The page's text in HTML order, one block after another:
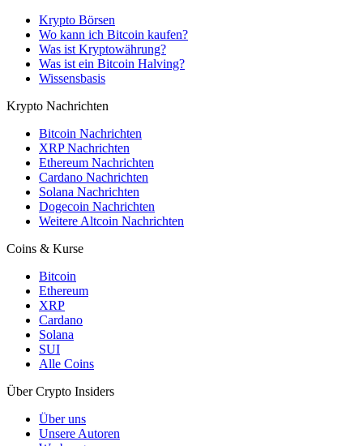
Krypto Börsen
Wo kann ich Bitcoin kaufen?
Was ist Kryptowährung?
Was ist ein Bitcoin Halving?
Wissensbasis
Krypto Nachrichten
Bitcoin Nachrichten
XRP Nachrichten
Ethereum Nachrichten
Cardano Nachrichten
Solana Nachrichten
Dogecoin Nachrichten
Weitere Altcoin Nachrichten
Coins & Kurse
Bitcoin
Ethereum
XRP
Cardano
Solana
SUI
Alle Coins
Über Crypto Insiders
Über uns
Unsere Autoren